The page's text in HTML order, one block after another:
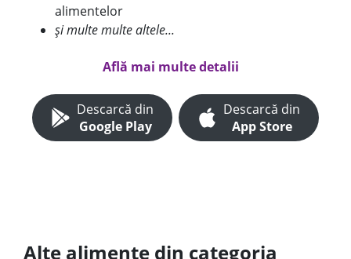
alimentelor
și multe multe altele...
Află mai multe detalii
Descarcă din
Google Play
Descarcă din
App Store
Alte alimente din categoria